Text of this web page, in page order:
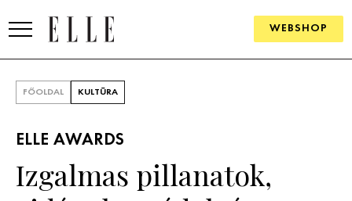
WEBSHOP
SZÉPSÉG
FŐOLDAL KULTÚRA
ELLE AWARDS
Izgalmas pillanatok,